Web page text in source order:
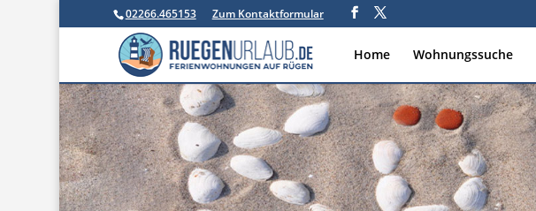
02266.465153 Zum Kontaktformular
Home Wohnungssuche